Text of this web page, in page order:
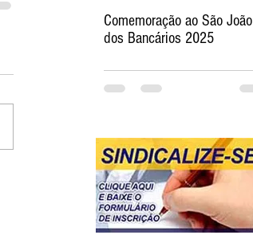
Comemoração ao São João
dos Bancários 2025